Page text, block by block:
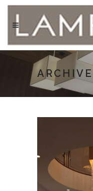
ARCHIVE